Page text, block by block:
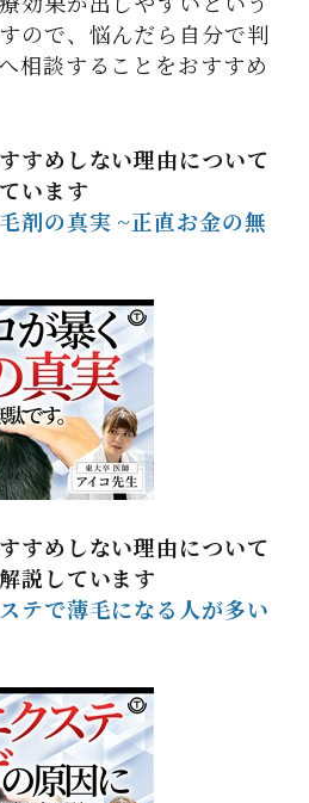
ので、悩んだら自分で判
相談することをおすすめ
すめしない理由について
います
剤の真実 ~正直お金の無
すめしない理由について
説しています
テで薄毛になる人が多い